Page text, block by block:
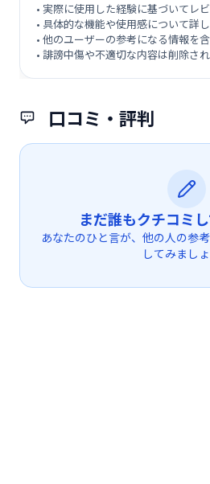
口コミ・評判
まだ誰もクチコミ
あなたのひと言が、他の人の参
してみましょ
• 実際に使用した経験に基づいてレ
• 具体的な機能や使用感について詳
• 他のユーザーの参考になる情報を
• 誹謗中傷や不適切な内容は削除さ